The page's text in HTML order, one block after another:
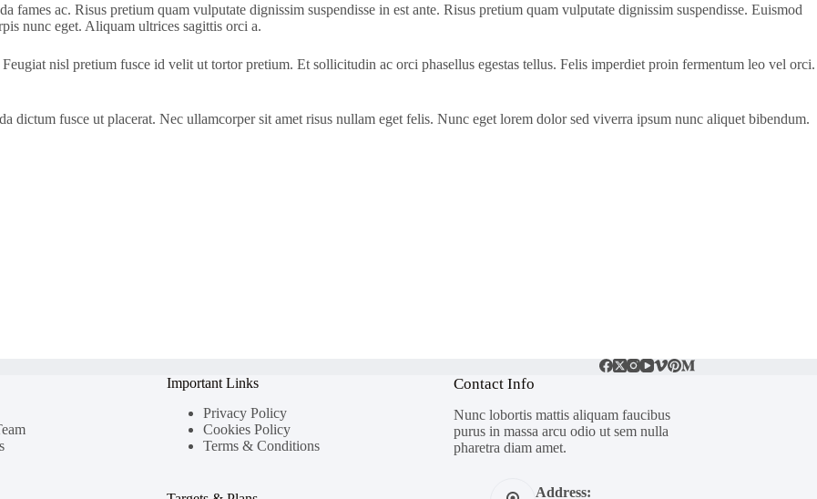
fames ac. Risus pretium quam vulputate dignissim suspendisse in est ante. Risus pretium quam vulputate dignissim suspendisse. Euismod
nunc eget. Aliquam ultrices sagittis orci a.
nisl pretium fusce id velit ut tortor pretium. Et sollicitudin ac orci phasellus egestas tellus. Felis imperdiet proin fermentum leo vel orci.
dictum fusce ut placerat. Nec ullamcorper sit amet risus nullam eget felis. Nunc eget lorem dolor sed viverra ipsum nunc aliquet bibendum.
Important Links
Privacy Policy
Cookies Policy
Terms & Conditions
Contact Info
Nunc lobortis mattis aliquam faucibus
purus in massa arcu odio ut sem nulla
pharetra diam amet.
Address: